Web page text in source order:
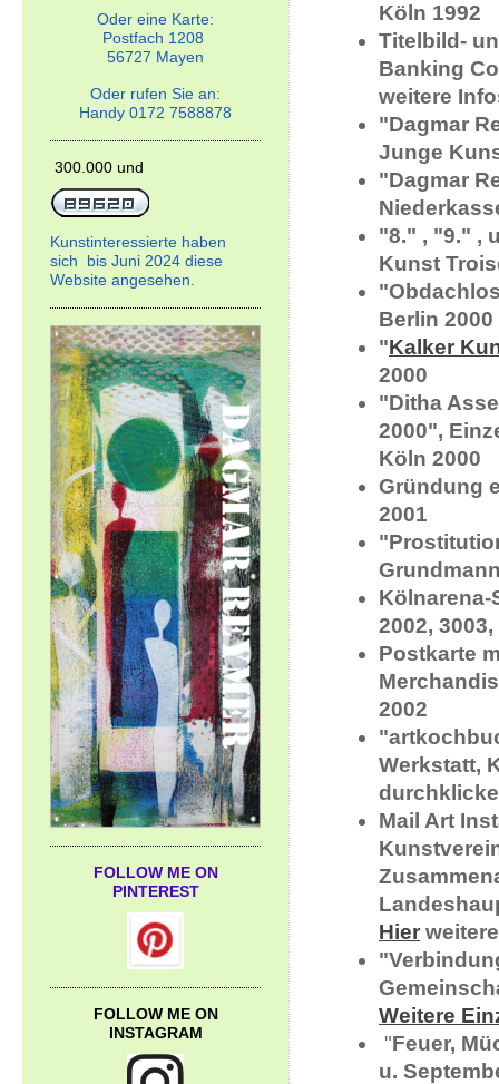
Köln 1992
Titelbild-
Banking
weitere
"Dagmar
Junge
"Dagmar
"8." , "9." ,
Kunst
Berlin 2000
"Kalker
2000
"Ditha
2000",
Köln 2000
Gründung
2001
Kölnarena-
2002,
Postkarte
2002
Werkstatt,
Mail Art
Hier
Weitere
"Feuer,
u.
Oder eine Karte:
Postfach 1208
56727 Mayen
Oder rufen Sie an:
Handy 0172 7588878
300.000 und
Kunstinteressierte haben
sich bis Juni 2024 diese
Website angesehen.
FOLLOW ME ON
PINTEREST
FOLLOW ME ON
INSTAGRAM